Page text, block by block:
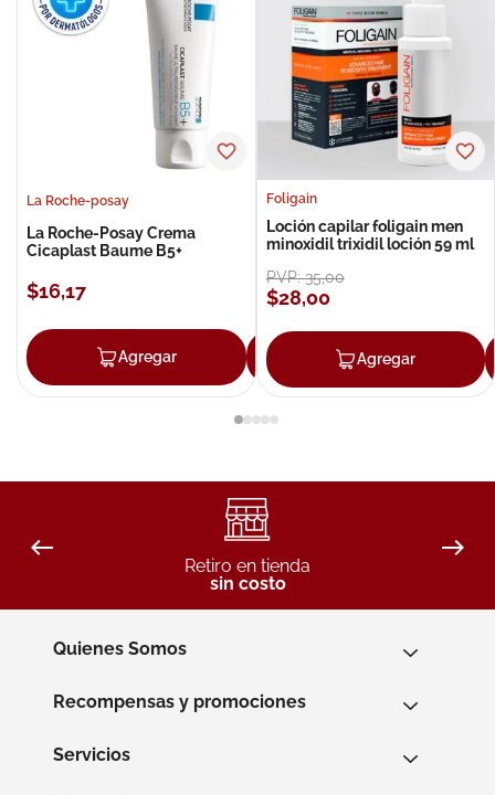
La Roche-posay
La Roche-Posay Crema
Cicaplast Baume B5+
$16,17
Agregar Agregar
Foligain
Loción capilar foligain men
minoxidil trixidil loción 59 ml
PVP:35,00
$28,00
Agregar
Retiro en tienda
sin costo
Quienes Somos
Recompensas y promociones
Servicios